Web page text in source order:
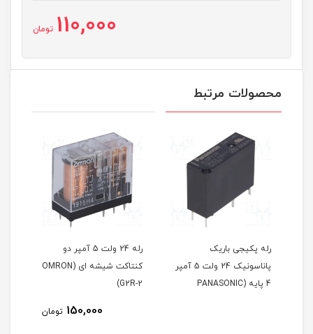
110,000 تومان
محصولات مرتبط
پاناسونیک 24 ولت 5 آمپر
کنتاکت شیشه ای (OMRON
G2R-2)
رله کتابی شیشه ای امرون
24 ولت 16 آمپر 8 پایه
160,000